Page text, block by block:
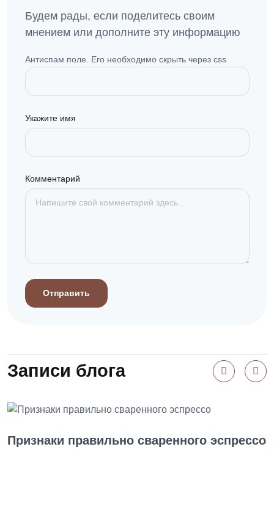
Будем рады, если поделитесь своим
мнением или дополните эту информацию
Антиспам поле. Его необходимо скрыть через css
Укажите имя
Комментарий
Отправить
Записи блога
Признаки правильно сваренного эспрессо